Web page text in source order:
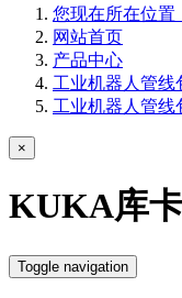
您现在所在位置
网站首页
产品中心
工业机器人管线
工业机器人管线
×
KUKA库
Toggle navigation